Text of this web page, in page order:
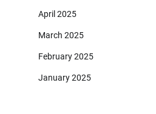
April 2025
March 2025
February 2025
January 2025